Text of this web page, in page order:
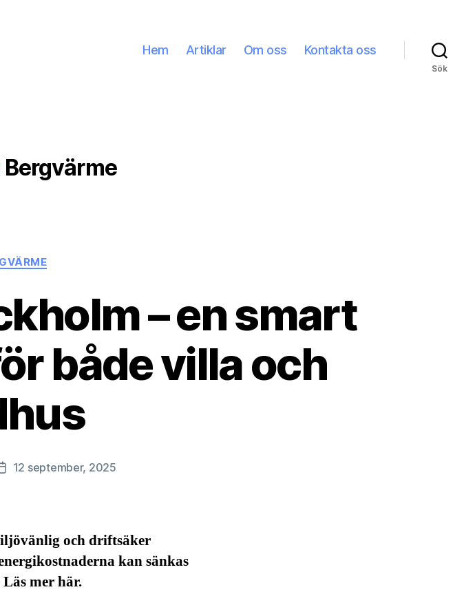
Hem Artiklar Om oss Kontakta oss
Sök
Bergvärme
Kategorier
– en smart
både villa och
Inläggsdatum
12 september, 2025
och driftsäker
kan sänkas
mer här.